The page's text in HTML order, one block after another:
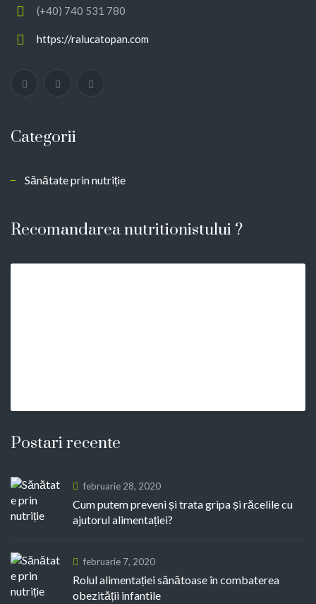
(+40) 740 531 780
https://ralucatopan.com
Categorii
Sănătate prin nutriție
Recomandarea nutritionistului ?
Postari recente
februarie 28, 2020
Cum putem preveni și trata gripa și răcelile cu
ajutorul alimentației?
februarie 7, 2020
Rolul alimentației sănătoase în combaterea
obezității infantile